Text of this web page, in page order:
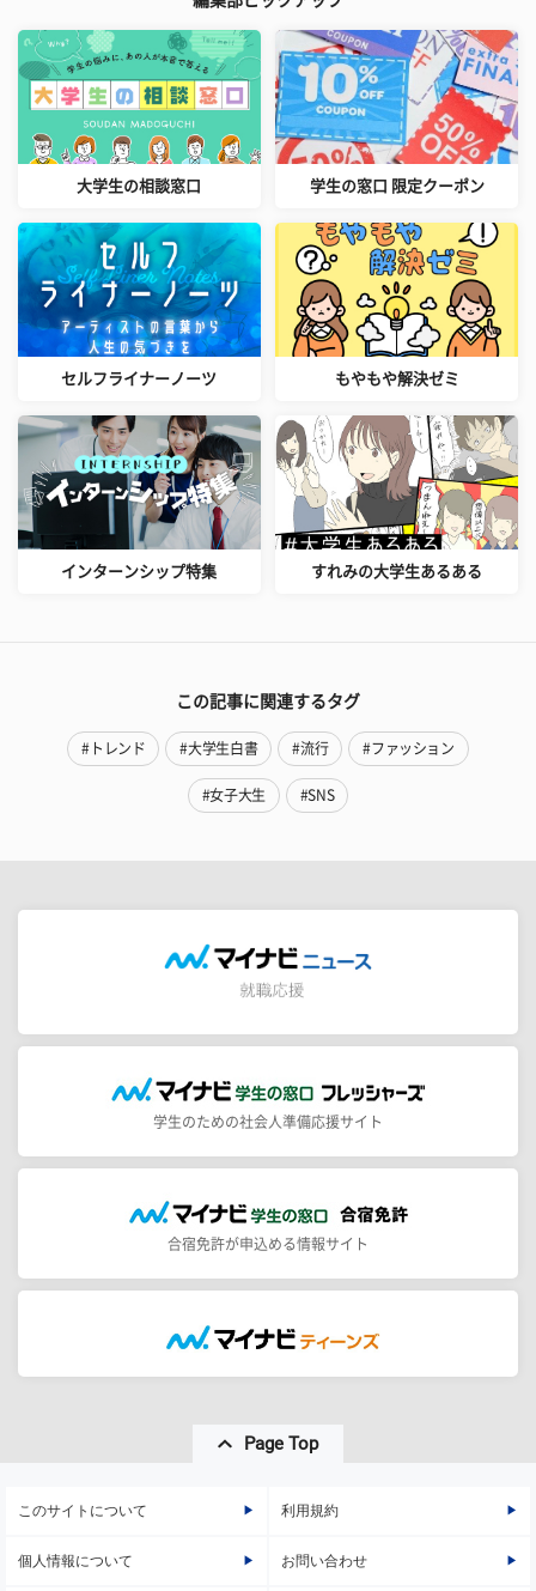
大学生の相談窓口 学生の窓口 限定クーポン
セルフライナーノーツ もやもや解決ゼミ
インターンシップ特集 すれみの大学生あるある
この記事に関連するタグ
#トレンド #大学生白書 #流行 #ファッション
#女子大生 #SNS
学生のための社会人準備応援サイト
合宿免許が申込める情報サイト
Page Top
このサイトについて 利用規約
個人情報について お問い合わせ